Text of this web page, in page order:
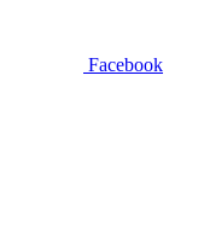
Facebook